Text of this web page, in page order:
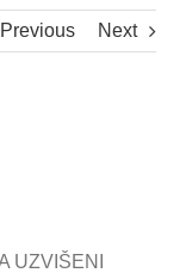
Previous Next
UZVIŠENI